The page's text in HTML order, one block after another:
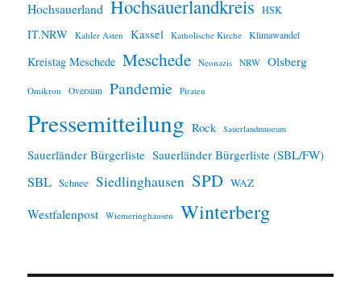
Hochsauerland Hochsauerlandkreis HSK
IT.NRW Kahler Asten Kassel Katholische Kirche Klimawandel
Kreistag Meschede Meschede Neonazis NRW Olsberg
Omikron Oversum Pandemie Piraten
Pressemitteilung Rock Sauerlandmuseum
Sauerländer Bürgerliste Sauerländer Bürgerliste (SBL/FW)
SBL Schnee Siedlinghausen SPD WAZ
Westfalenpost Wiemeringhausen Winterberg